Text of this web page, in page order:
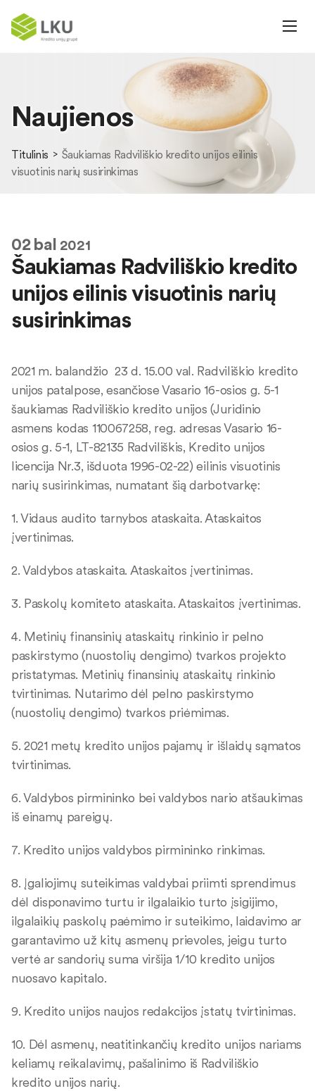
Naujienos
Titulinis
Šaukiamas Radviliškio kredito unijos eilinis
visuotinis narių susirinkimas
02bal 2021
Šaukiamas Radviliškio kredito
unijos eilinis visuotinis narių
susirinkimas
2021 m. balandžio 23 d. 15.00 val. Radviliškio kredito
unijos patalpose, esančiose Vasario 16-osios g. 5-1
šaukiamas Radviliškio kredito unijos (Juridinio
asmens kodas 110067258, reg. adresas Vasario 16-
osios g. 5-1, LT-82135 Radviliškis, Kredito unijos
licencija Nr.3, išduota 1996-02-22) eilinis visuotinis
narių susirinkimas, numatant šią darbotvarkę:
1. Vidaus audito tarnybos ataskaita. Ataskaitos
įvertinimas.
2. Valdybos ataskaita. Ataskaitos įvertinimas.
3. Paskolų komiteto ataskaita. Ataskaitos įvertinimas.
4. Metinių finansinių ataskaitų rinkinio ir pelno
paskirstymo (nuostolių dengimo) tvarkos projekto
pristatymas. Metinių finansinių ataskaitų rinkinio
tvirtinimas. Nutarimo dėl pelno paskirstymo
(nuostolių dengimo) tvarkos priėmimas.
5. 2021 metų kredito unijos pajamų ir išlaidų sąmatos
tvirtinimas.
6. Valdybos pirmininko bei valdybos nario atšaukimas
iš einamų pareigų.
7. Kredito unijos valdybos pirmininko rinkimas.
8. Įgaliojimų suteikimas valdybai priimti sprendimus
dėl disponavimo turtu ir ilgalaikio turto įsigijimo,
ilgalaikių paskolų paėmimo ir suteikimo, laidavimo ar
garantavimo už kitų asmenų prievoles, jeigu turto
vertė ar sandorių suma viršija 1/10 kredito unijos
nuosavo kapitalo.
9. Kredito unijos naujos redakcijos įstatų tvirtinimas.
10. Dėl asmenų, neatitinkančių kredito unijos nariams
keliamų reikalavimų, pašalinimo iš Radviliškio
kredito unijos narių.